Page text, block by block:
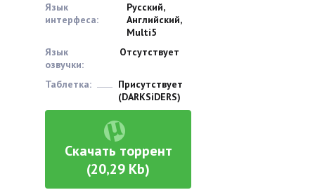
Язык
интерфеса:
Русский,
Английский,
Multi5
Язык
озвучки:
Отсутствует
Таблетка:
Присутствует
(DARKSiDERS)
Скачать торрент
(20,29 Kb)